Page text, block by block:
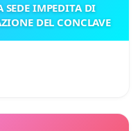
SEDE IMPEDITA DI
DEL CONCLAVE